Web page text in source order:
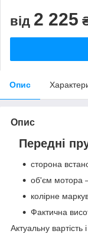
від 2 225
Опис
Опис
Передні
сторона
об'єм мотора
колірне
Фактична
Актуальну